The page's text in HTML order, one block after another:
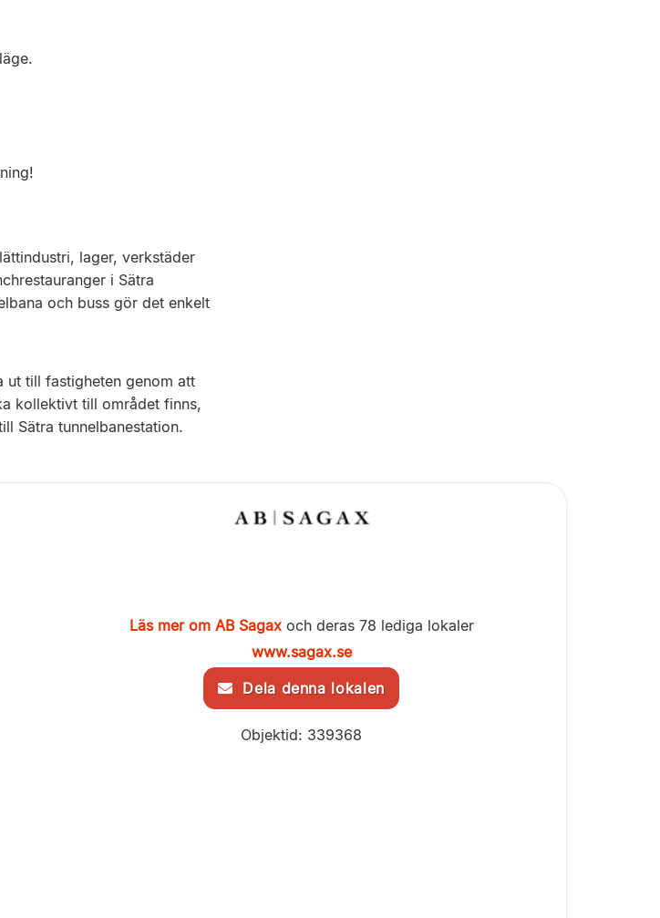
lager, verkstäder
i Sätra
och buss gör det enkelt
ut till fastigheten genom att
kollektivt till området finns,
Sätra tunnelbanestation.
Läs mer om AB Sagaxoch deras 78 lediga lokaler
www.sagax.se
Dela denna lokalen
Objektid: 339368